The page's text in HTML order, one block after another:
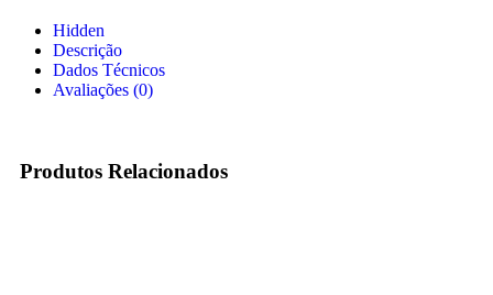
Hidden
Descrição
Dados Técnicos
Avaliações (0)
Produtos Relacionados